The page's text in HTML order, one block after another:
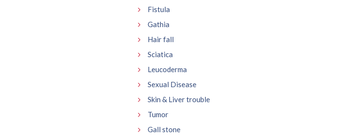
Fistula
Gathia
Hair fall
Sciatica
Leucoderma
Sexual Disease
Skin & Liver trouble
Tumor
Gall stone